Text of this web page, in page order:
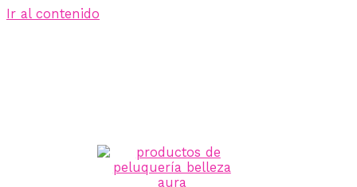
Ir al contenido